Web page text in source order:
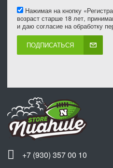
Нажимая на кнопку
возраст старше 18 лет,
и даю согласие на обработку
ПОДПИСАТЬСЯ
+7 (930) 357 00 10